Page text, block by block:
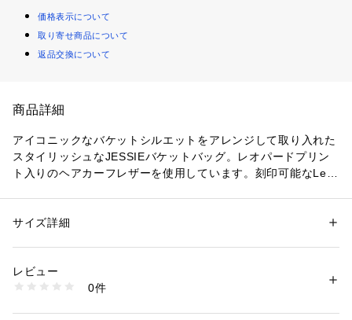
価格表示について
取り寄せ商品について
返品交換について
商品詳細
アイコニックなバケットシルエットをアレンジして取り入れた
スタイリッシュなJESSIEバケットバッグ。レオパードプリン
ト入りのヘアカーフレザーを使用しています。刻印可能なLeg
演出する、普段使いに最適なアイテムです。取り外し可能なレ
品は、Leather Working Group（LWG）を通じて責任あるも
のづくりを支援しています。
性別：レディース
素材：表地：ヘアカーフ　裏地：ポリウレタン
商品番号：
ZB11102234 （ショップ）
サイズ詳細
レビュー
0件